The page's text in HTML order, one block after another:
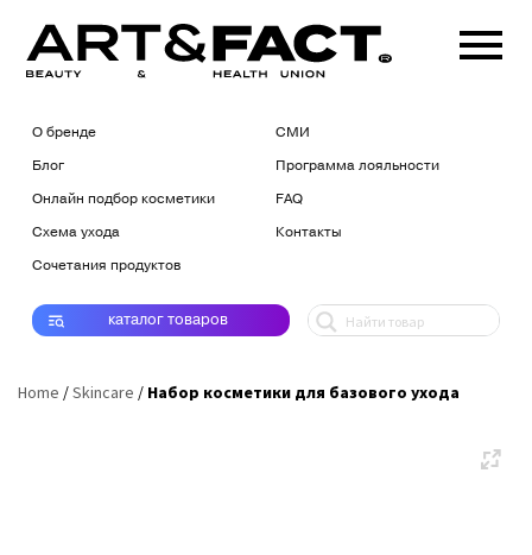
О бренде
Блог
Онлайн подбор косметики
Схема ухода
Сочетания продуктов
СМИ
Программа лояльности
FAQ
Контакты
каталогтоваров
Home /Skincare / Набор косметики для базового ухода